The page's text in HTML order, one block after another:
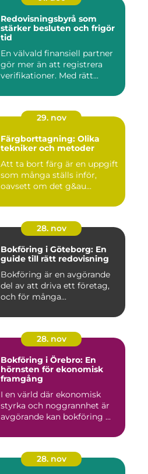
Redovisningsbyrå som
stärker besluten och frigör
tid
En välvald finansiell partner
gör mer än att registrera
verifikationer. Med rätt...
29. nov
Färgborttagning: Olika
tekniker och metoder
Att ta bort färg är en uppgift
som många ställs inför,
oavsett om det g&au...
28. nov
Bokföring i Göteborg: En
guide till rätt redovisning
Bokföring är en avgörande
del av att driva ett företag,
och för många...
28. nov
Bokföring i Örebro: En
hörnsten för ekonomisk
framgång
I en värld där ekonomisk
styrka och noggrannhet är
avgörande kan bokföring ...
28. nov